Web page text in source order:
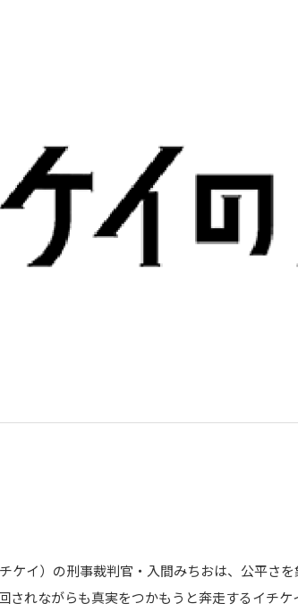
イ）の刑事裁判官・入間みちおは、公平さを
されながらも真実をつかもうと奔走するイチ